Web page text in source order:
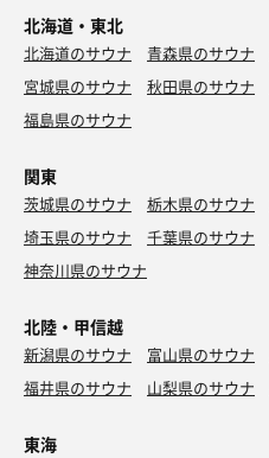
北海道・東北
北海道のサウナ 青森県のサウナ
宮城県のサウナ
秋田県のサウナ
福島県のサウナ
関東
茨城県のサウナ 栃木県のサウナ
埼玉県のサウナ
千葉県のサウナ
神奈川県のサウナ
北陸・甲信越
新潟県のサウナ 富山県のサウナ
福井県のサウナ
山梨県のサウナ
東海